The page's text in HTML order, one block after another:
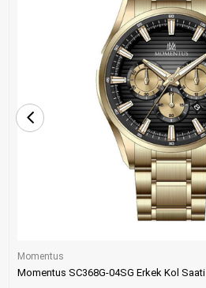
Momentus
Momentus SC368G-04SG Erkek Kol Saati